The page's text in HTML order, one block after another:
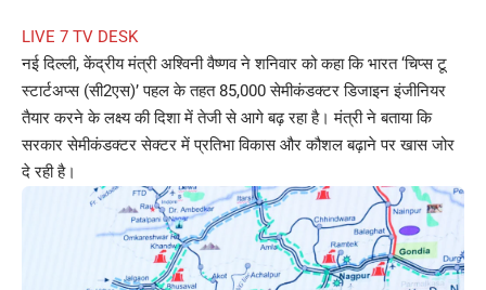
LIVE 7 TV DESK
नई दिल्ली, केंद्रीय मंत्री अश्विनी वैष्णव ने शनिवार को कहा कि भारत ‘चिप्स टू
स्टार्टअप्स (सी2एस)’ पहल के तहत 85,000 सेमीकंडक्टर डिजाइन इंजीनियर
तैयार करने के लक्ष्य की दिशा में तेजी से आगे बढ़ रहा है। मंत्री ने बताया कि
सरकार सेमीकंडक्टर सेक्टर में प्रतिभा विकास और कौशल बढ़ाने पर खास जोर
दे रही है।